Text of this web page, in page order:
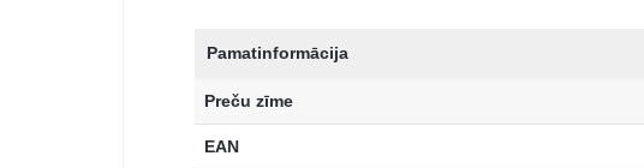
Pamatinformācija
Preču zīme
EAN